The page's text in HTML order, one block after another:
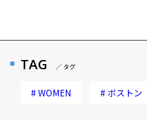
TAG ／ タグ
# WOMEN # ボストン